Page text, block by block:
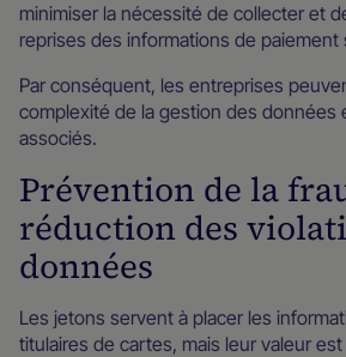
minimiser la nécessité de collecter et
reprises des informations de paiement
Par conséquent, les entreprises
complexité de la gestion des données
associés.
Prévention de la
réduction des
données
Les jetons servent à placer les
titulaires de cartes, mais leur valeur